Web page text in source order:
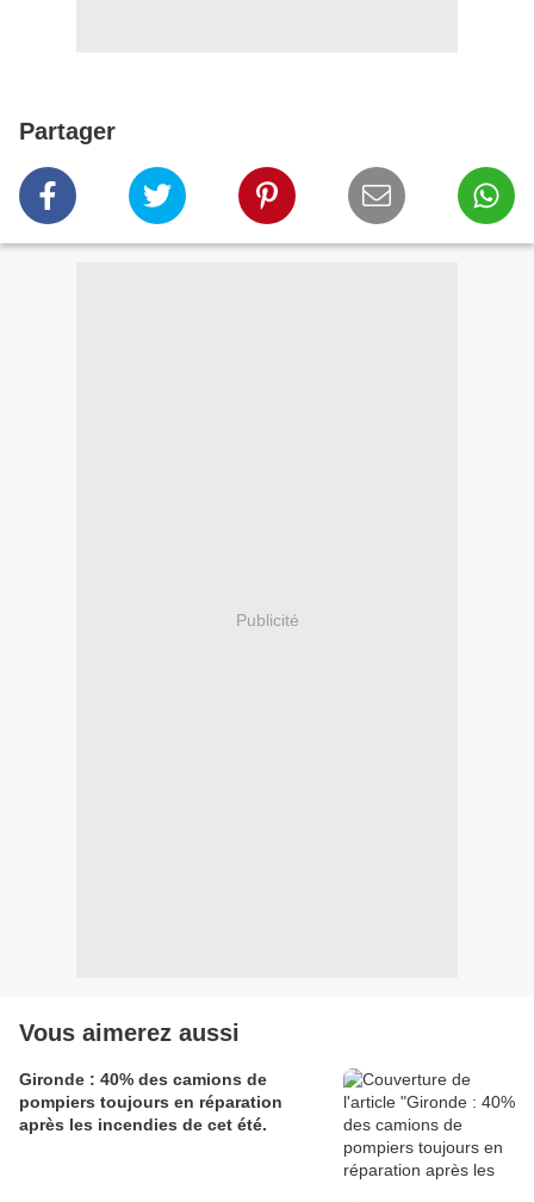
Partager
Publicité
Vous aimerez aussi
Gironde : 40% des camions de
pompiers toujours en réparation
après les incendies de cet été.